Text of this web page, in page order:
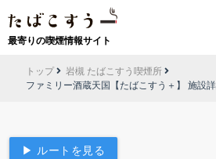
最寄りの喫煙情報サイト
トップ
岩槻 たばこすう喫煙所
ファミリー酒蔵天国【たばこすう＋】 施設
▶ ルートを見る